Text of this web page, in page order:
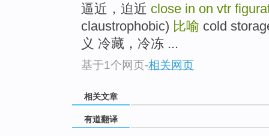
逼近，迫近 close in on vtr
claustrophobic) 比喻 cold
义 冷藏，冷冻 ...
基于1个网页-相关网页
相关文章
有道翻译